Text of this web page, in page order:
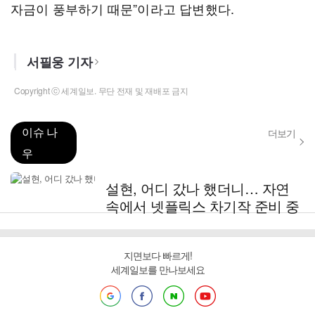
자금이 풍부하기 때문”이라고 답변했다.
서필웅 기자
Copyright ⓒ 세계일보. 무단 전재 및 재배포 금지
이슈 나
우
더보기
설현, 어디 갔나 했더니… 자연
속에서 넷플릭스 차기작 준비 중
지면보다 빠르게!
세계일보를 만나보세요